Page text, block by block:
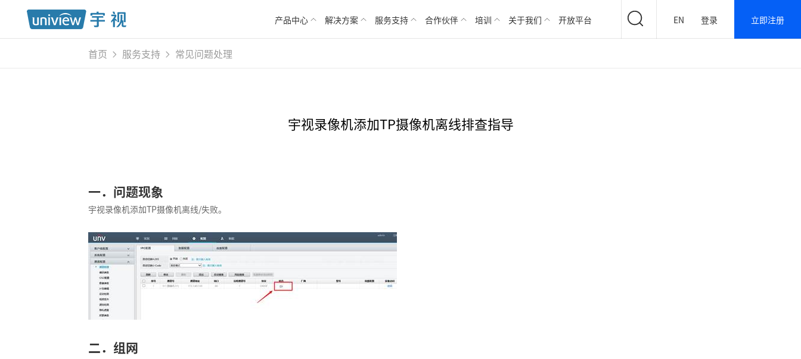
产品中心 解决方案 服务支持 合作伙伴 培训 关于我们 开放平台 EN 登录 立即注册
首页 服务支持 常见问题处理
宇视录像机添加TP摄像机离线排查指导
一．问题现象
宇视录像机添加TP摄像机离线/失败。
二．组网